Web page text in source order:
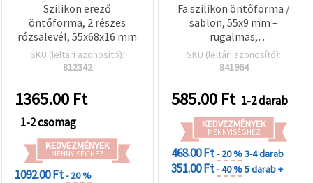
Szilikon erező
öntőforma, 2 részes
rózsalevél, 55x68x16 mm
SKU (leltári azonosító):
812342
1365.00 Ft
1-2 csomag
KEDVEZMÉNYEK
MENNYISÉGHEZ
1092.00 Ft- 20 %
Fa szilikon öntőforma /
sablon, 55x9 mm –
rugalmas,
újrafelhasználható
kézműves forma
epoxihoz, UV-gyantához,
polimergyurmához, DIY
ékszerekhez és díszekhez
SKU (leltári azonosító):
841964
585.00 Ft 1-2 darab
KEDVEZMÉNYEK
MENNYISÉGHEZ
468.00 Ft- 20 %3-4 darab
351.00 Ft- 40 %5 darab +